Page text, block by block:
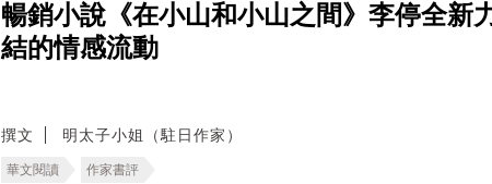
暢銷小說《在小山和小山之間》李停全新
結的情感流動
撰文 明太子小姐（駐日作家）
華文閱讀 作家書評